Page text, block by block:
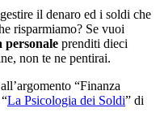
il denaro ed i soldi che
risparmiamo? Se vuoi
personale prenditi dieci
non te ne pentirai.
“Finanza
La Psicologia dei Soldi” di